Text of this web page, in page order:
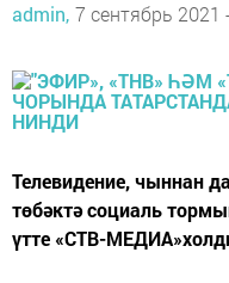
admin, 7 сентябрь 2021
Телевидение, чыннан
төбәктә социаль
үтте «СТВ-